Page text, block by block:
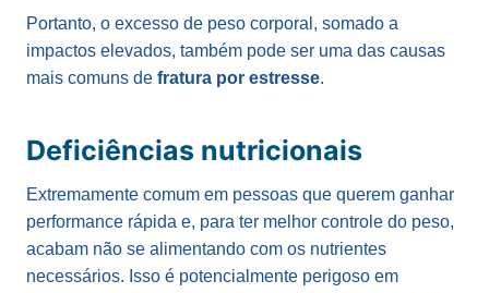
Portanto, o excesso de peso corporal, somado a
impactos elevados, também pode ser uma das causas
mais comuns de fratura por estresse.
Deficiências nutricionais
Extremamente comum em pessoas que querem ganhar
performance rápida e, para ter melhor controle do peso,
acabam não se alimentando com os nutrientes
necessários. Isso é potencialmente perigoso em